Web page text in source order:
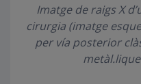
Imatge de raigs X
cirurgia (imatge
per vía posterior